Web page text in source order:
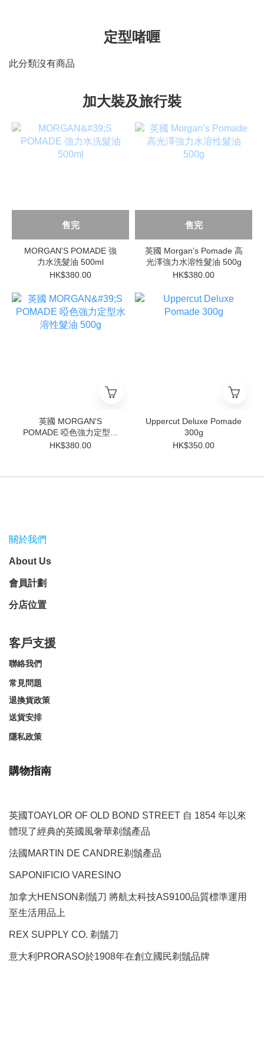
定型啫喱
此分類沒有商品
加大裝及旅行裝
售完
MORGAN'S POMADE 強
力水洗髮油 500ml
HK$380.00
售完
英國 Morgan’s Pomade 高
光澤強力水溶性髮油 500g
HK$380.00
英國 MORGAN'S
POMADE 啞色強力定型水
溶性髮油 500g
HK$380.00
Uppercut Deluxe Pomade
300g
HK$350.00
關於我們
About Us
會員計劃
分店位置
客戶支援
聯絡我們
常見問題
退換貨政策
送貨安排
隱私政策
購物指南
英國TOAYLOR OF OLD BOND STREET 自 1854 年以來
體現了經典的英國風奢華剃鬚產品
法國MARTIN DE CANDRE剃鬚產品
SAPONIFICIO VARESINO
加拿大HENSON剃鬚刀 將航太科技AS9100品質標準運用
至生活用品上
REX SUPPLY CO. 剃鬚刀
意大利PRORASO於1908年在創立國民剃鬚品牌